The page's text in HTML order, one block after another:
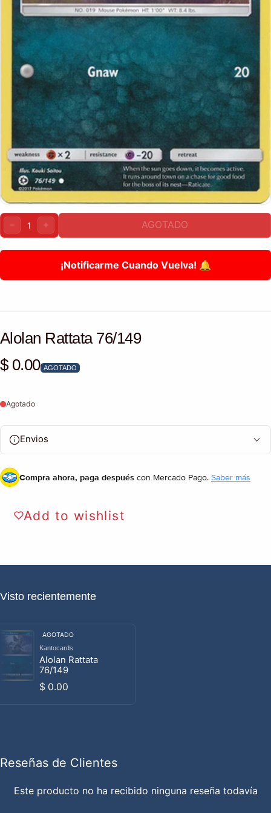
Cantidad:
DISMINUIRAUMENTAR AGOTADO
¡Notificarme Cuando Vuelva! 🔔
Alolan Rattata 76/149
Precio habitual
$ 0.00 AGOTADO
Agotado
Envios
Compra ahora, paga después con Mercado Pago. Saber más
Add to wishlist
Visto recientemente
AGOTADO
Proveedor:
Kantocards
Alolan Rattata
76/149
Precio habitual
$ 0.00
Reseñas de Clientes
Este producto no ha recibido ninguna reseña todavía